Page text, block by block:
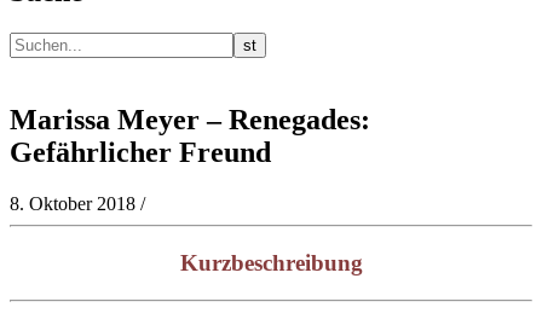
Marissa Meyer – Renegades:
Gefährlicher Freund
8. Oktober 2018 /
Kurzbeschreibung